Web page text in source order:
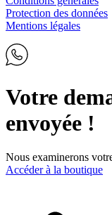
Protection des données
Mentions légales
Votre
envoyée !
Nous examinerons
Accéder à la boutique